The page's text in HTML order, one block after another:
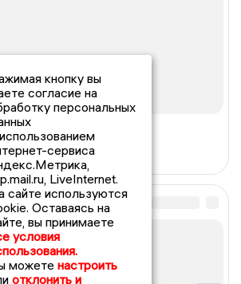
кнопку вы
согласие на
персональных
сервиса
LiveInternet.
сайте используются
Оставаясь на
вы принимаете
условия
можете настроить
отклонить и